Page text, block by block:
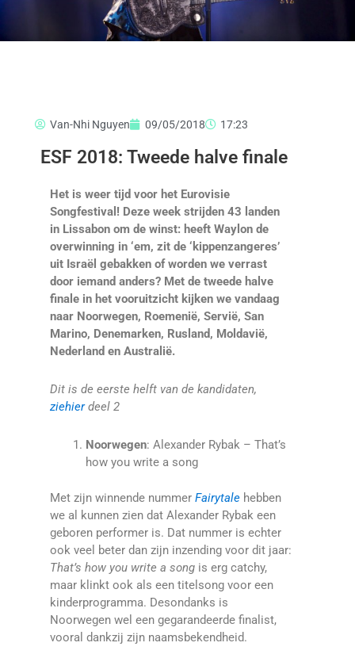
Van-Nhi Nguyen 09/05/2018 17:23
ESF 2018: Tweede halve finale
Het is weer tijd voor het Eurovisie
Songfestival! Deze week strijden 43 landen
in Lissabon om de winst: heeft Waylon de
overwinning in ‘em, zit de ‘kippenzangeres’
uit Israël gebakken of worden we verrast
door iemand anders? Met de tweede halve
finale in het vooruitzicht kijken we vandaag
naar Noorwegen, Roemenië, Servië, San
Marino, Denemarken, Rusland, Moldavië,
Nederland en Australië.
Dit is de eerste helft van de kandidaten,
ziehierdeel 2
Noorwegen: Alexander Rybak – That’s
how you write a song
Met zijn winnende nummer Fairytalehebben
we al kunnen zien dat Alexander Rybak een
geboren performer is. Dat nummer is echter
ook veel beter dan zijn inzending voor dit jaar:
That’s how you write a songis erg catchy,
maar klinkt ook als een titelsong voor een
kinderprogramma. Desondanks is
Noorwegen wel een gegarandeerde finalist,
vooral dankzij zijn naamsbekendheid.